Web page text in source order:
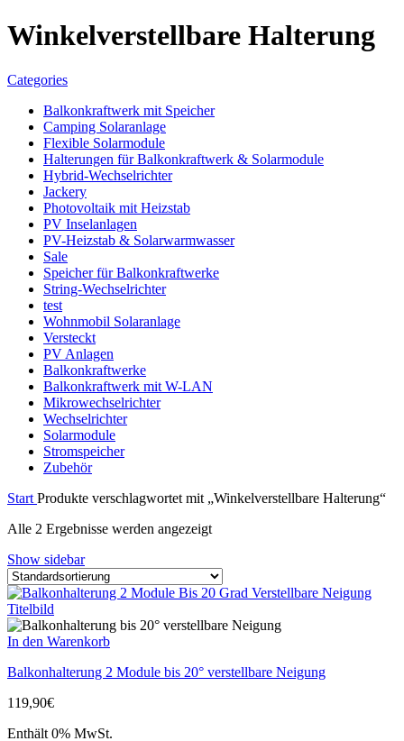
Winkelverstellbare Halterung
Categories
Balkonkraftwerk mit Speicher
Camping Solaranlage
Flexible Solarmodule
Halterungen für Balkonkraftwerk & Solarmodule
Hybrid-Wechselrichter
Jackery
Photovoltaik mit Heizstab
PV Inselanlagen
PV-Heizstab & Solarwarmwasser
Sale
Speicher für Balkonkraftwerke
String-Wechselrichter
test
Wohnmobil Solaranlage
Versteckt
PV Anlagen
Balkonkraftwerke
Balkonkraftwerk mit W-LAN
Mikrowechselrichter
Wechselrichter
Solarmodule
Stromspeicher
Zubehör
Start Produkte verschlagwortet mit „Winkelverstellbare Halterung“
Alle 2 Ergebnisse werden angezeigt
Show sidebar
In den Warenkorb
Balkonhalterung 2 Module bis 20° verstellbare Neigung
119,90€
Enthält 0% MwSt.